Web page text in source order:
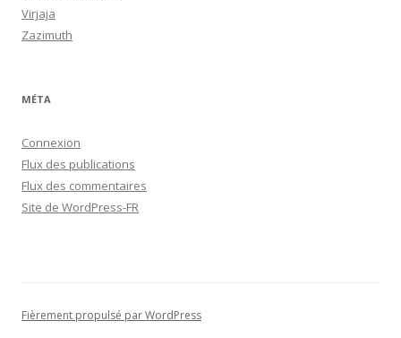
Virjaja
Zazimuth
MÉTA
Connexion
Flux des publications
Flux des commentaires
Site de WordPress-FR
Fièrement propulsé par WordPress